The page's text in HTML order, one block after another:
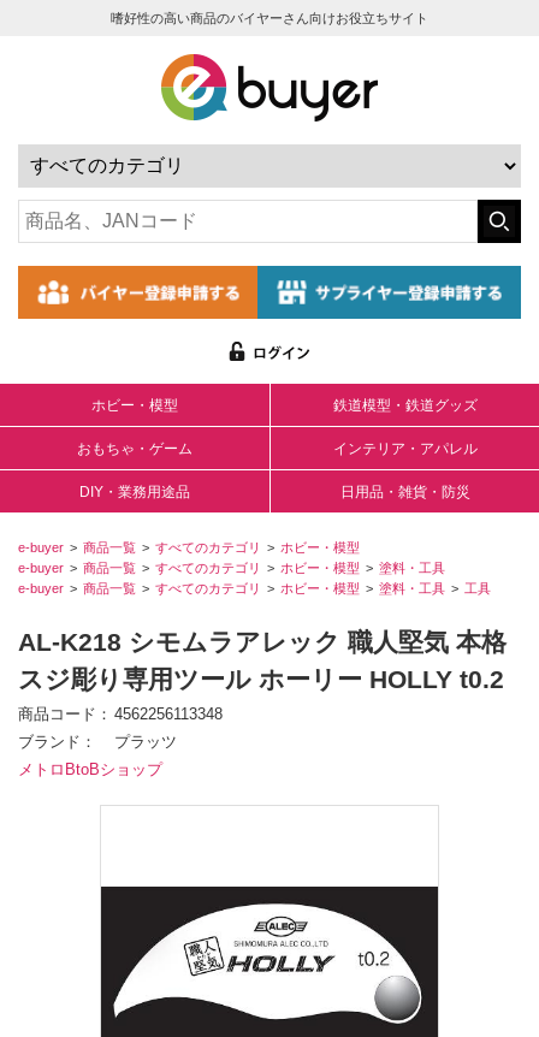
嗜好性の高い商品のバイヤーさん向けお役立ちサイト
ホビー・模型 鉄道模型・鉄道グッズ
おもちゃ・ゲーム インテリア・アパレル
DIY・業務用途品 日用品・雑貨・防災
e-buyer 商品一覧 すべてのカテゴリ
ホビー・模型
e-buyer
商品一覧 すべてのカテゴリ ホビー・模型
塗料・工具
e-buyer
商品一覧 すべてのカテゴリ ホビー・模型 塗料・工具 工具
AL-K218 シモムラアレック 職人堅気 本格
スジ彫り専用ツール ホーリー HOLLY t0.2
商品コード
4562256113348
ブランド
プラッツ
メトロBtoBショップ